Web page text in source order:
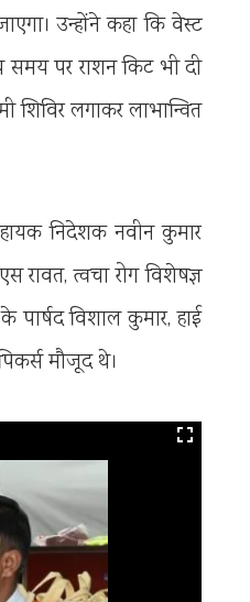
उन्होंने कहा कि वेस्ट
समय पर राशन किट भी दी
शिविर लगाकर लाभान्वित
निदेशक नवीन कुमार
रावत, त्वचा रोग विशेषज्ञ
विशाल कुमार, हाई
मौजूद थे।